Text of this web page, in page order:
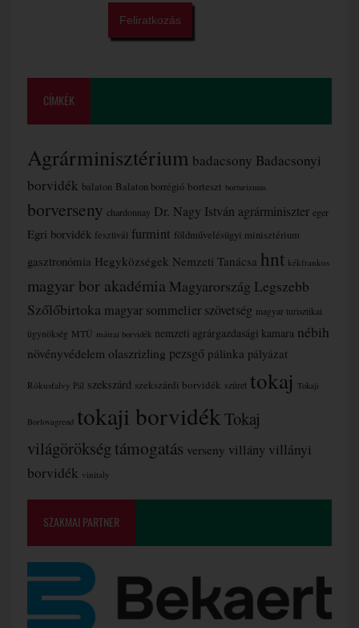
CÍMKÉK
Agrárminisztérium badacsony Badacsonyi
borvidék balaton Balaton borrégió borteszt borturizmus
borverseny chardonnay Dr. Nagy István agrárminiszter eger
Egri borvidék fesztivál furmint földművelésügyi minisztérium
gasztronómia Hegyközségek Nemzeti Tanácsa hnt kékfrankos
magyar bor akadémia Magyarország Legszebb
Szőlőbirtoka magyar sommelier szövetség magyar turisztikai
ügynökség MTÜ mátrai borvidék nemzeti agrárgazdasági kamara nébih
növényvédelem olaszrizling pezsgő pálinka pályázat
Rókusfalvy Pál szekszárd szekszárdi borvidék szüret tokaj Tokaji
Borlovagrend tokaji borvidék Tokaj
világörökségtámogatás verseny villány villányi
borvidék vinitaly
SZAKMAI PARTNER